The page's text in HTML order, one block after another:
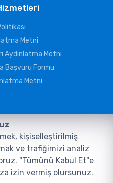
Metni
Aydınlatma Metni
Başvuru Formu
Metni
GÜVENLİK VE BİLİŞİM
kişiselleştirilmiş
ve trafiğimizi analiz
"Tümünü Kabul Et"e
izin vermiş olursunuz.